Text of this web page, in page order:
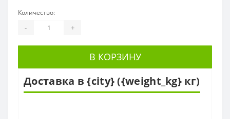
Количество:
- +
В КОРЗИНУ
Доставка в {city} ({weight_kg} кг)